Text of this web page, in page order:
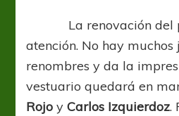
La renovación del
atención. No hay muchos
renombres y da la
vestuario quedará en
Rojo yCarlos Izquierdoz.